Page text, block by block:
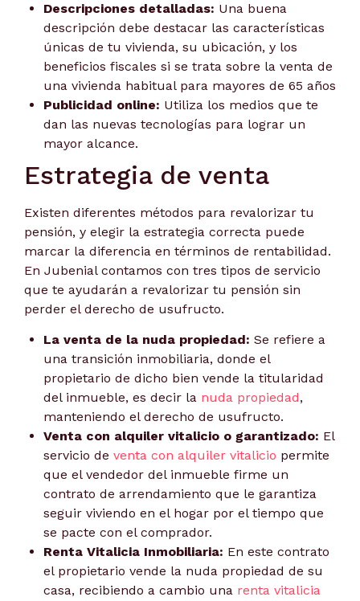
Descripciones detalladas: Una buena
descripción debe destacar las características
únicas de tu vivienda, su ubicación, y los
beneficios fiscales si se trata sobre la venta de
una vivienda habitual para mayores de 65 años
Publicidad online: Utiliza los medios que te
dan las nuevas tecnologías para lograr un
mayor alcance.
Estrategia de venta
Existen diferentes métodos para revalorizar tu
pensión, y elegir la estrategia correcta puede
marcar la diferencia en términos de rentabilidad.
En Jubenial contamos con tres tipos de servicio
que te ayudarán a revalorizar tu pensión sin
perder el derecho de usufructo.
La venta de la nuda propiedad: Se refiere a
una transición inmobiliaria, donde el
propietario de dicho bien vende la titularidad
del inmueble, es decir la nuda propiedad,
manteniendo el derecho de usufructo.
Venta con alquiler vitalicio o garantizado: El
servicio de venta con alquiler vitalicio permite
que el vendedor del inmueble firme un
contrato de arrendamiento que le garantiza
seguir viviendo en el hogar por el tiempo que
se pacte con el comprador.
Renta Vitalicia Inmobiliaria: En este contrato
el propietario vende la nuda propiedad de su
casa, recibiendo a cambio una renta vitalicia